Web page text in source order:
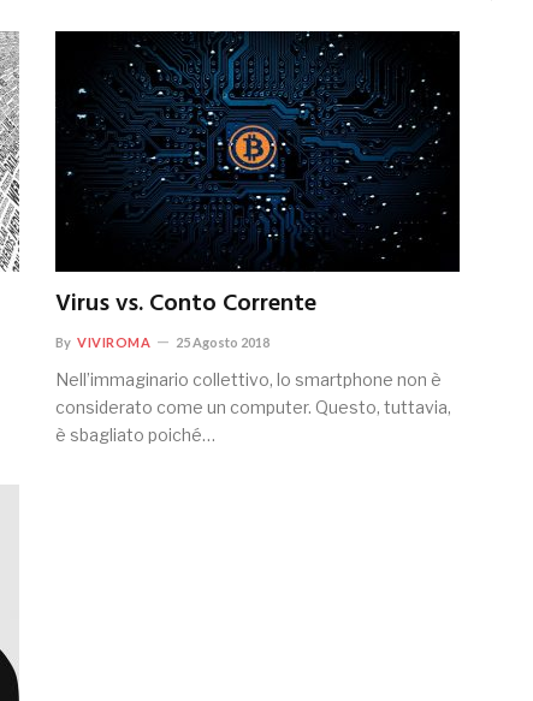
Virus vs. Conto Corrente
By VIVIROMA 25 Agosto 2018
Nell’immaginario collettivo, lo smartphone non è
considerato come un computer. Questo, tuttavia,
è sbagliato poiché…